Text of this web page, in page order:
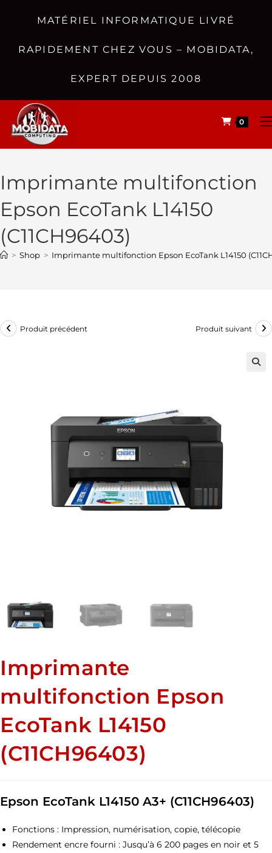
MATÉRIEL INFORMATIQUE LIVRÉ
RAPIDEMENT CHEZ VOUS – MOBIDATA,
EXPERT DEPUIS 2008
0
Imprimante multifonction
Epson EcoTank L14150
(C11CH96403)
> Shop > Imprimante multifonction Epson EcoTank L14150
Produit précédent Produit suivant
Imprimante
multifonction Epson
EcoTank L14150
(C11CH96403)
Epson EcoTank L14150 A3+ (C11CH96403)
Fonctions : Impression, numérisation, copie, télécopie
Rendement encre fourni : Jusqu’à 6 200 pages en noir et 5